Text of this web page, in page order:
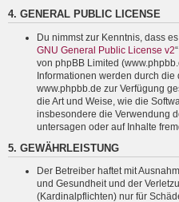
4. GENERAL PUBLIC LICENSE
Du nimmst zur Kenntnis, dass
GNU General Public License v2
von phpBB Limited
Informationen werden durch
www.phpbb.de zur Verfügung
die Art und Weise, wie die
insbesondere die Verwendung
untersagen oder auf Inhalte
5. GEWÄHRLEISTUNG
Der Betreiber haftet mit
und Gesundheit und der
(Kardinalpflichten) nur für